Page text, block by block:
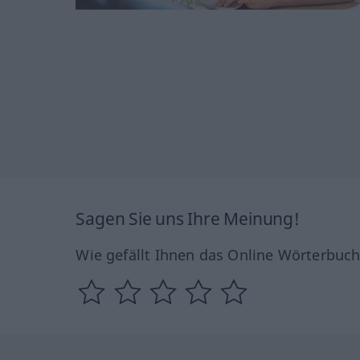
Sagen Sie uns Ihre Meinung!
Wie gefällt Ihnen das Online